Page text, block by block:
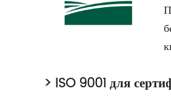
> ISO 9001 для